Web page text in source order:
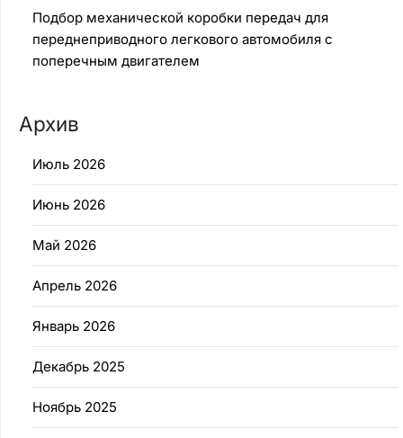
Подбор механической коробки передач для
переднеприводного легкового автомобиля с
поперечным двигателем
Архив
Июль 2026
Июнь 2026
Май 2026
Апрель 2026
Январь 2026
Декабрь 2025
Ноябрь 2025